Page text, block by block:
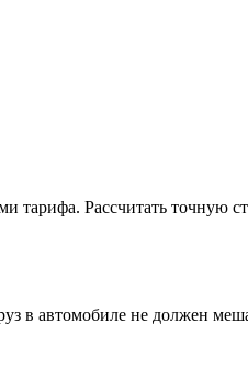
тарифа. Рассчитать точную
в автомобиле не должен